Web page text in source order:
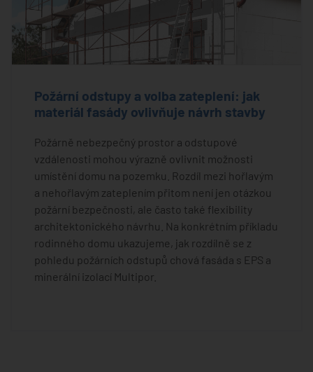
Požární odstupy a volba zateplení: jak
materiál fasády ovlivňuje návrh stavby
Požárně nebezpečný prostor a odstupové
vzdálenosti mohou výrazně ovlivnit možnosti
umístění domu na pozemku. Rozdíl mezi hořlavým
a nehořlavým zateplením přitom není jen otázkou
požární bezpečnosti, ale často také flexibility
architektonického návrhu. Na konkrétním příkladu
rodinného domu ukazujeme, jak rozdílně se z
pohledu požárních odstupů chová fasáda s EPS a
minerální izolací Multipor.